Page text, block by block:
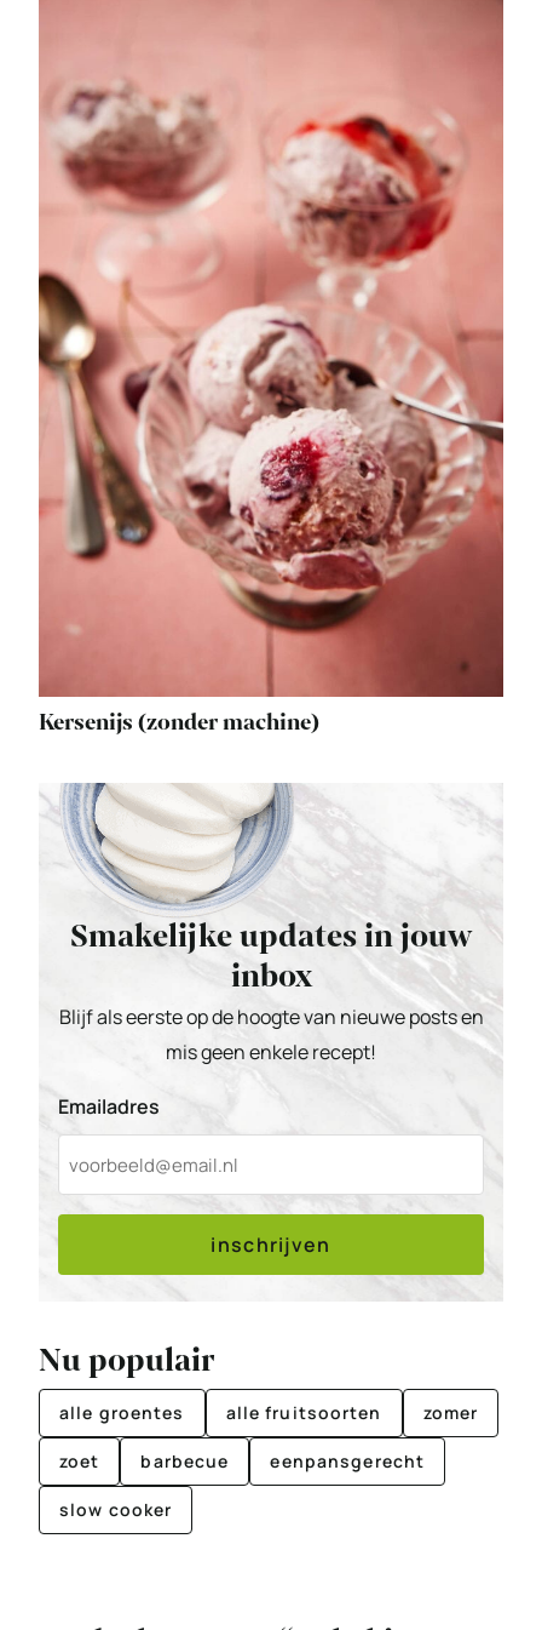
Kersenijs (zonder machine)
Smakelijke updates in jouw
inbox
Blijf als eerste op de hoogte van nieuwe posts en
mis geen enkele recept!
Emailadres
inschrijven
Nu populair
alle groentes alle fruitsoorten zomer
zoet barbecue eenpansgerecht
slow cooker